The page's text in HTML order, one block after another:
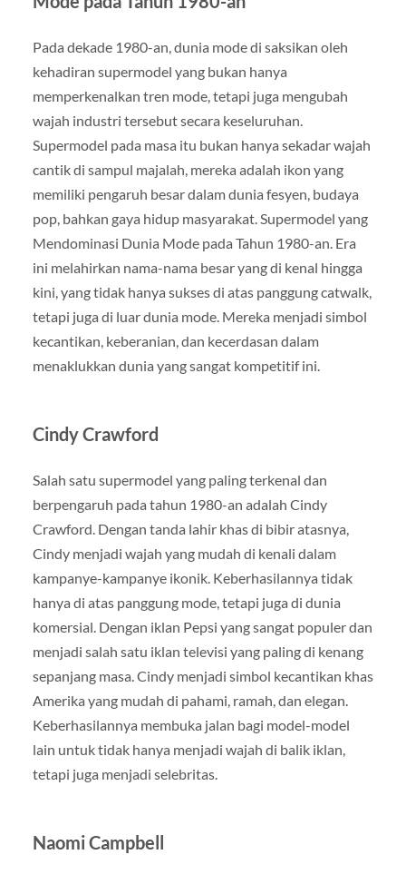
Pada dekade 1980-an, dunia mode di saksikan oleh
kehadiran supermodel yang bukan hanya
memperkenalkan tren mode, tetapi juga mengubah
wajah industri tersebut secara keseluruhan.
Supermodel pada masa itu bukan hanya sekadar wajah
cantik di sampul majalah, mereka adalah ikon yang
memiliki pengaruh besar dalam dunia fesyen, budaya
pop, bahkan gaya hidup masyarakat. Supermodel yang
Mendominasi Dunia Mode pada Tahun 1980-an. Era
ini melahirkan nama-nama besar yang di kenal hingga
kini, yang tidak hanya sukses di atas panggung catwalk,
tetapi juga di luar dunia mode. Mereka menjadi simbol
kecantikan, keberanian, dan kecerdasan dalam
menaklukkan dunia yang sangat kompetitif ini.
Cindy Crawford
Salah satu supermodel yang paling terkenal dan
berpengaruh pada tahun 1980-an adalah Cindy
Crawford. Dengan tanda lahir khas di bibir atasnya,
Cindy menjadi wajah yang mudah di kenali dalam
kampanye-kampanye ikonik. Keberhasilannya tidak
hanya di atas panggung mode, tetapi juga di dunia
komersial. Dengan iklan Pepsi yang sangat populer dan
menjadi salah satu iklan televisi yang paling di kenang
sepanjang masa. Cindy menjadi simbol kecantikan khas
Amerika yang mudah di pahami, ramah, dan elegan.
Keberhasilannya membuka jalan bagi model-model
lain untuk tidak hanya menjadi wajah di balik iklan,
tetapi juga menjadi selebritas.
Naomi Campbell